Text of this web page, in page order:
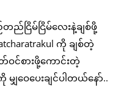
ငြိမ်ငြိမ်လေးနဲ့ချစ်ဖို့
ကို ချစ်တဲ့
စားဖို့ကောင်းတဲ့
ဝေပေးချင်ပါတယ်နော်..